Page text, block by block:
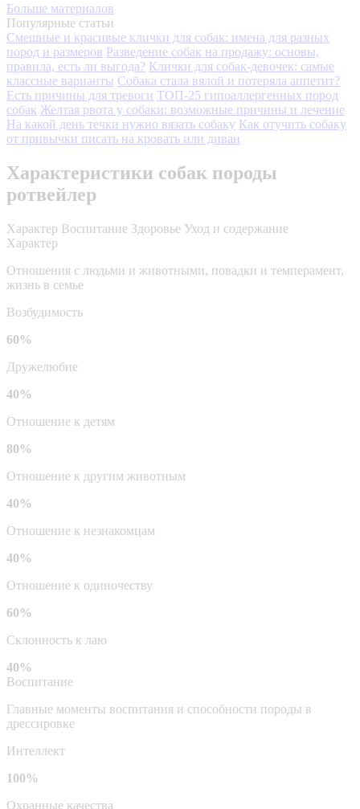
Больше материалов
Популярные статьи
Смешные и красивые клички для собак: имена для разных
пород и размеров Разведение собак на продажу: основы,
правила, есть ли выгода? Клички для собак-девочек: самые
классные варианты Собака стала вялой и потеряла аппетит?
Есть причины для тревоги ТОП-25 гипоаллергенных пород
собак Желтая рвота у собаки: возможные причины и лечение
На какой день течки нужно вязать собаку Как отучить собаку
от привычки писать на кровать или диван
Характеристики собак породы
ротвейлер
Характер Воспитание Здоровье Уход и содержание
Характер
Отношения с людьми и животными, повадки и темперамент,
жизнь в семье
Возбудимость
60%
Дружелюбие
40%
Отношение к детям
80%
Отношение к другим животным
40%
Отношение к незнакомцам
40%
Отношение к одиночеству
60%
Склонность к лаю
40%
Воспитание
Главные моменты воспитания и способности породы в
дрессировке
Интеллект
100%
Охранные качества